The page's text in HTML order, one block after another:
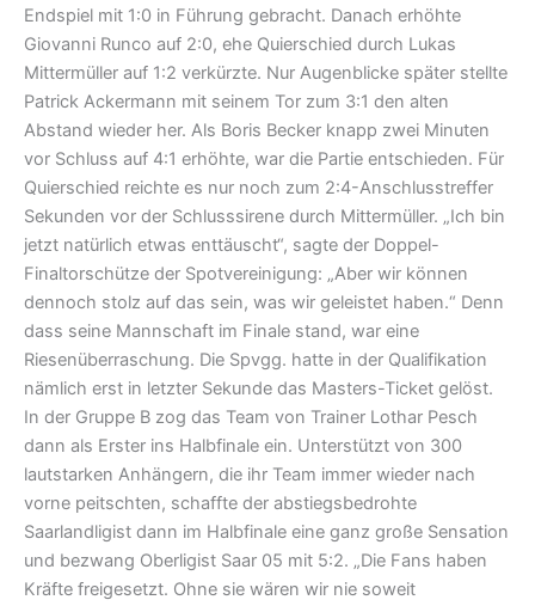
Endspiel mit 1:0 in Führung gebracht. Danach erhöhte
Giovanni Runco auf 2:0, ehe Quierschied durch Lukas
Mittermüller auf 1:2 verkürzte. Nur Augenblicke später stellte
Patrick Ackermann mit seinem Tor zum 3:1 den alten
Abstand wieder her. Als Boris Becker knapp zwei Minuten
vor Schluss auf 4:1 erhöhte, war die Partie entschieden. Für
Quierschied reichte es nur noch zum 2:4-Anschlusstreffer
Sekunden vor der Schlusssirene durch Mittermüller. „Ich bin
jetzt natürlich etwas enttäuscht“, sagte der Doppel-
Finaltorschütze der Spotvereinigung: „Aber wir können
dennoch stolz auf das sein, was wir geleistet haben.“ Denn
dass seine Mannschaft im Finale stand, war eine
Riesenüberraschung. Die Spvgg. hatte in der Qualifikation
nämlich erst in letzter Sekunde das Masters-Ticket gelöst.
In der Gruppe B zog das Team von Trainer Lothar Pesch
dann als Erster ins Halbfinale ein. Unterstützt von 300
lautstarken Anhängern, die ihr Team immer wieder nach
vorne peitschten, schaffte der abstiegsbedrohte
Saarlandligist dann im Halbfinale eine ganz große Sensation
und bezwang Oberligist Saar 05 mit 5:2. „Die Fans haben
Kräfte freigesetzt. Ohne sie wären wir nie soweit